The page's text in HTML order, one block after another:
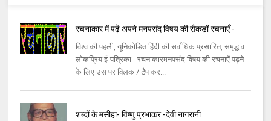
रचनाकार में पढ़ें अपने मनपसंद विषय की सैकड़ों रचनाएँ -
विश्व की पहली, यूनिकोडित हिंदी की सर्वाधिक प्रसारित, समृद्ध व
लोकप्रिय ई-पत्रिका - रचनाकारमनपसंद विषय की रचनाएँ पढ़ने
के लिए उस पर क्लिक / टैप कर...
शब्दों के मसीहा- विष्णु प्रभाकर -देवी नागरानी